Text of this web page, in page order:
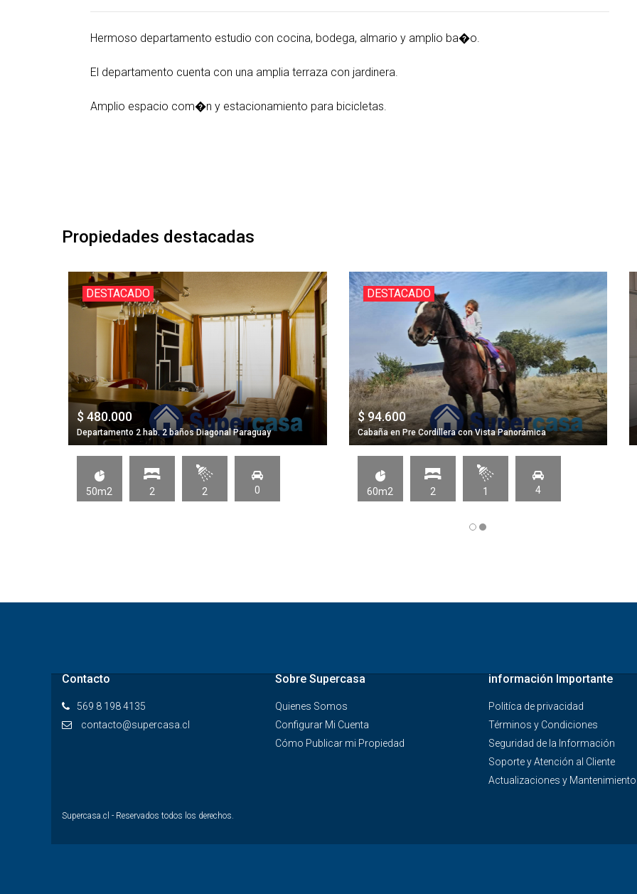
Hermoso departamento estudio con cocina, bodega, almario y amplio ba�o.
El departamento cuenta con una amplia terraza con jardinera.
Amplio espacio com�n y estacionamiento para bicicletas.
Propiedades destacadas
DESTACADO
$ 480.000
Departamento 2 hab. 2 baños Diagonal Paraguay
50m2 2 2 0
DESTACADO
$ 94.600
Cabaña en Pre Cordillera con Vista Panorámica
60m2 2 1 4
Contacto
569 8 198 4135
contacto@supercasa.cl
Sobre Supercasa
Quienes Somos
Configurar Mi Cuenta
Cómo Publicar mi Propiedad
información Importante
Politíca de privacidad
Términos y Condiciones
Seguridad de la Información
Soporte y Atención al Cliente
Actualizaciones y Mantenimiento
Supercasa.cl - Reservados todos los derechos.